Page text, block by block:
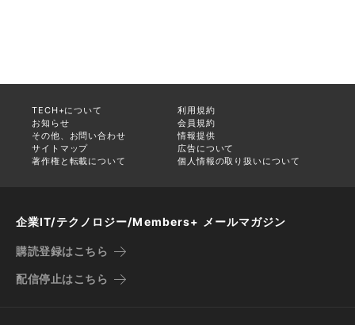
TECH+について
利用規約
お知らせ
会員規約
その他、お問い合わせ
情報提供
サイトマップ
広告について
著作権と転載について
個人情報の取り扱いについて
企業IT/テクノロジー/Members+ メールマガジン
購読登録はこちら
配信停止はこちら